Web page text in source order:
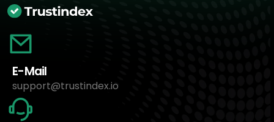
E-Mail
support@trustindex.io